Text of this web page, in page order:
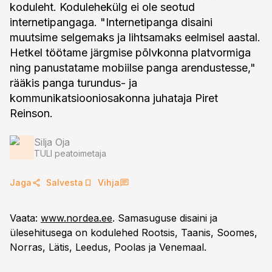
koduleht. Kodulehekülg ei ole seotud
internetipangaga. "Internetipanga disaini
muutsime selgemaks ja lihtsamaks eelmisel aastal.
Hetkel töötame järgmise põlvkonna platvormiga
ning panustatame mobiilse panga arendustesse,"
rääkis panga turundus- ja
kommunikatsiooniosakonna juhataja Piret
Reinson.
Silja Oja
TULI peatoimetaja
Jaga Salvesta Vihja
Vaata: www.nordea.ee. Samasuguse disaini ja
ülesehitusega on kodulehed Rootsis, Taanis, Soomes,
Norras, Lätis, Leedus, Poolas ja Venemaal.